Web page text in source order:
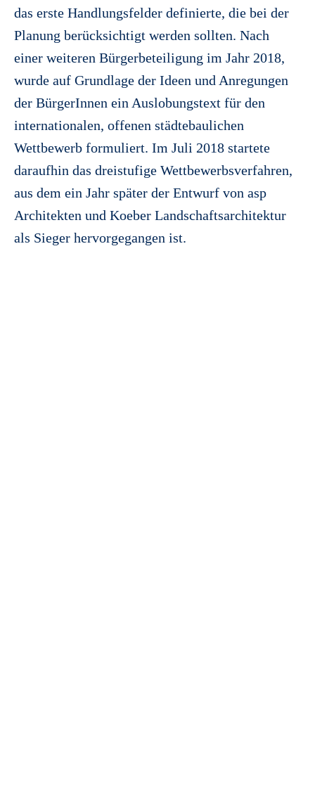
das erste Handlungsfelder definierte, die bei der
Planung berücksichtigt werden sollten. Nach
einer weiteren Bürgerbeteiligung im Jahr 2018,
wurde auf Grundlage der Ideen und Anregungen
der BürgerInnen ein Auslobungstext für den
internationalen, offenen städtebaulichen
Wettbewerb formuliert. Im Juli 2018 startete
daraufhin das dreistufige Wettbewerbsverfahren,
aus dem ein Jahr später der Entwurf von asp
Architekten und Koeber Landschaftsarchitektur
als Sieger hervorgegangen ist.